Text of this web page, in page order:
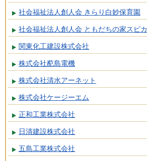
社会福祉法人創人会 きらり白妙保育園
社会福祉法人創人会 ともだちの家スピカ
関東化工建設株式会社
株式会社蓜島電機
株式会社清水アーネット
株式会社ケージーエム
正和工業株式会社
日清建設株式会社
五島工業株式会社